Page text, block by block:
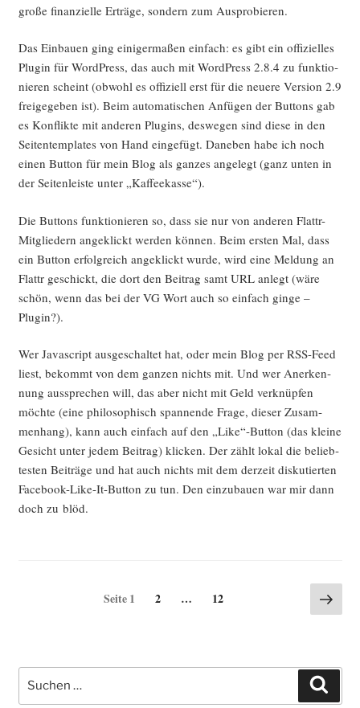
gro­ße finan­zi­el­le Erträ­ge, son­dern zum Ausprobieren.
Das Ein­bau­en ging eini­ger­ma­ßen ein­fach: es gibt ein offi­zi­el­les
Plug­in für Word­Press, das auch mit Word­Press 2.8.4 zu funk­tio­
nie­ren scheint (obwohl es offi­zi­ell erst für die neue­re Ver­si­on 2.9
frei­ge­ge­ben ist). Beim auto­ma­ti­schen Anfü­gen der But­tons gab
es Kon­flik­te mit ande­ren Plug­ins, des­we­gen sind die­se in den
Sei­ten­tem­pla­tes von Hand ein­ge­fügt. Dane­ben habe ich noch
einen But­ton für mein Blog als gan­zes ange­legt (ganz unten in
der Sei­ten­leis­te unter „Kaf­fee­kas­se“).
Die But­tons funk­tio­nie­ren so, dass sie nur von ande­ren Flattr-
Mit­glie­dern ange­klickt wer­den kön­nen. Beim ers­ten Mal, dass
ein But­ton erfolg­reich ange­klickt wur­de, wird eine Mel­dung an
Flattr geschickt, die dort den Bei­trag samt URL anlegt (wäre
schön, wenn das bei der VG Wort auch so ein­fach gin­ge –
Plugin?).
Wer Java­script aus­ge­schal­tet hat, oder mein Blog per RSS-Feed
liest, bekommt von dem gan­zen nichts mit. Und wer Aner­ken­
nung aus­spre­chen will, das aber nicht mit Geld ver­knüp­fen
möch­te (eine phi­lo­so­phisch span­nen­de Fra­ge, die­ser Zusam­
men­hang), kann auch ein­fach auf den „Like“-Button (das klei­ne
Gesicht unter jedem Bei­trag) kli­cken. Der zählt lokal die belieb­
tes­ten Bei­trä­ge und hat auch nichts mit dem der­zeit dis­ku­tier­ten
Face­book-Like-It-But­ton zu tun. Den ein­zu­bau­en war mir dann
doch zu blöd.
Seitennummerierung
Seite1 Seite
2 … Seite
12
Seite
Suche
nach: